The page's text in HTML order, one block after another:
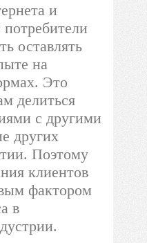
и
оставлять
на
Это
делиться
с другими
других
Поэтому
клиентов
фактором
в